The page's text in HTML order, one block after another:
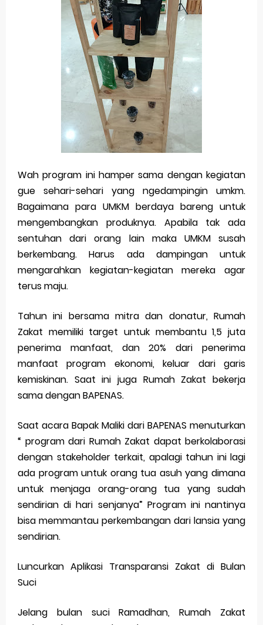
Wah program ini hamper sama dengan kegiatan
gue sehari-sehari yang ngedampingin umkm.
Bagaimana para UMKM berdaya bareng untuk
mengembangkan produknya. Apabila tak ada
sentuhan dari orang lain maka UMKM susah
berkembang. Harus ada dampingan untuk
mengarahkan kegiatan-kegiatan mereka agar
terus maju.
Tahun ini bersama mitra dan donatur, Rumah
Zakat memiliki target untuk membantu 1,5 juta
penerima manfaat, dan 20% dari penerima
manfaat program ekonomi, keluar dari garis
kemiskinan. Saat ini juga Rumah Zakat bekerja
sama dengan BAPENAS.
Saat acara Bapak Maliki dari BAPENAS menuturkan
“ program dari Rumah Zakat dapat berkolaborasi
dengan stakeholder terkait, apalagi tahun ini lagi
ada program untuk orang tua asuh yang dimana
untuk menjaga orang-orang tua yang sudah
sendirian di hari senjanya” Program ini nantinya
bisa memmantau perkembangan dari lansia yang
sendirian.
Luncurkan Aplikasi Transparansi Zakat di Bulan
Suci
Jelang bulan suci Ramadhan, Rumah Zakat